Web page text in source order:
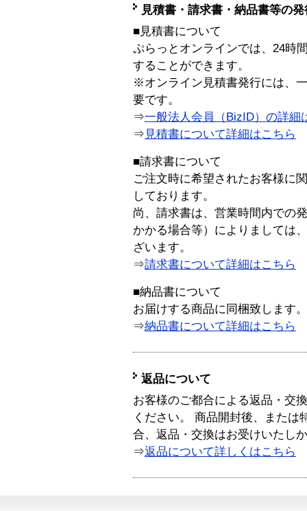
見積書・請求書・納品書等の
■見積書について
ぷらっとオンラインでは、24時
することができます。
※オンライン見積書発行には、
要です。
⇒一般法人会員（BizID）の詳細
⇒ 見積書について詳細はこちら
■請求書について
ご注文時に希望されたお客様に
しております。
尚、請求書は、営業時間内での
かかる場合等）によりましては
ざいます。
⇒請求書について詳細はこちら
■納品書について
お届けする商品に同梱致します。
⇒納品書について詳細はこちら
返品について
お客様のご都合による返品・交
ください。 商品開封後、または
合、返品・交換はお受けいたし
⇒返品について詳しくはこちら